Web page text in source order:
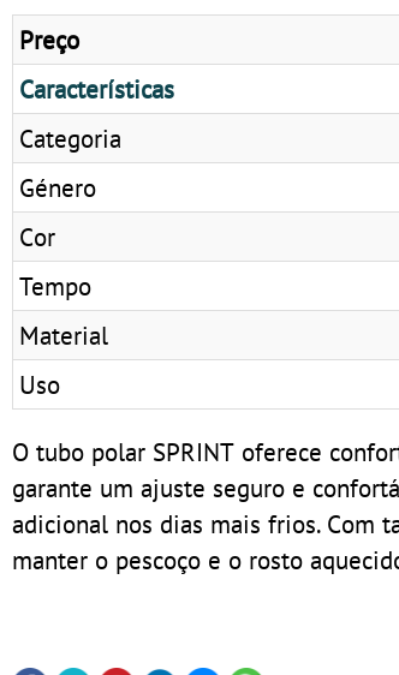
Preço
Características
Categoria
Género
Cor
Tempo
Material
Uso
O tubo polar SPRINT oferece
garante um ajuste seguro e
adicional nos dias mais frios. Com
manter o pescoço e o rosto